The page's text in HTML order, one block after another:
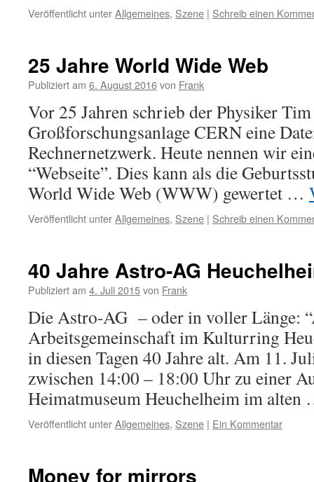
Veröffentlicht unterAllgemeines, Szene | Schreib einen
25 Jahre World Wide Web
Publiziert am 6. August 2016von Frank
Vor 25 Jahren schrieb der Physiker
Großforschungsanlage CERN eine
Rechnernetzwerk. Heute nennen wir
“Webseite”. Dies kann als die
World Wide Web (WWW) gewertet …
Veröffentlicht unterAllgemeines, Szene | Schreib einen
40 Jahre Astro-AG
Publiziert am 4. Juli 2015von Frank
Die Astro-AG – oder in voller Länge:
Arbeitsgemeinschaft im Kulturring
in diesen Tagen 40 Jahre alt. Am 11.
zwischen 14:00 – 18:00 Uhr zu einer
Heimatmuseum Heuchelheim im
Veröffentlicht unterAllgemeines, Szene | Ein Kommentar
Money for mirrors